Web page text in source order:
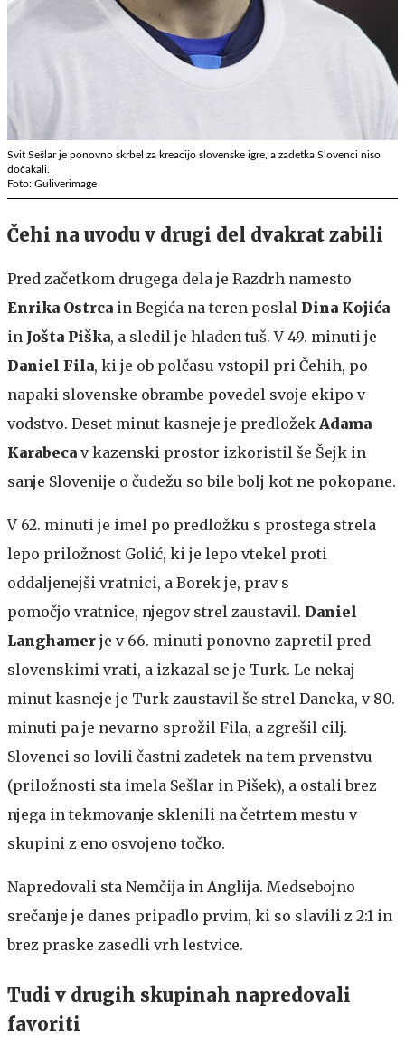
Svit Sešlar je ponovno skrbel za kreacijo slovenske igre, a zadetka Slovenci niso
dočakali.
Foto: Guliverimage
Čehi na uvodu v drugi del dvakrat zabili
Pred začetkom drugega dela je Razdrh namesto
Enrika Ostrca in Begića na teren poslal Dina Kojića
in Jošta Piška, a sledil je hladen tuš. V 49. minuti je
Daniel Fila, ki je ob polčasu vstopil pri Čehih, po
napaki slovenske obrambe povedel svoje ekipo v
vodstvo. Deset minut kasneje je predložek Adama
Karabeca v kazenski prostor izkoristil še Šejk in
sanje Slovenije o čudežu so bile bolj kot ne pokopane.
V 62. minuti je imel po predložku s prostega strela
lepo priložnost Golić, ki je lepo vtekel proti
oddaljenejši vratnici, a Borek je, prav s
pomočjo vratnice, njegov strel zaustavil. Daniel
Langhamer je v 66. minuti ponovno zapretil pred
slovenskimi vrati, a izkazal se je Turk. Le nekaj
minut kasneje je Turk zaustavil še strel Daneka, v 80.
minuti pa je nevarno sprožil Fila, a zgrešil cilj.
Slovenci so lovili častni zadetek na tem prvenstvu
(priložnosti sta imela Sešlar in Pišek), a ostali brez
njega in tekmovanje sklenili na četrtem mestu v
skupini z eno osvojeno točko.
Napredovali sta Nemčija in Anglija. Medsebojno
srečanje je danes pripadlo prvim, ki so slavili z 2:1 in
brez praske zasedli vrh lestvice.
Tudi v drugih skupinah napredovali
favoriti